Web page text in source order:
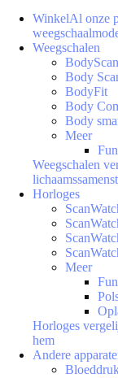
WinkelAl onze
Weegschalen
Body
BodyFit
Body
Body
Meer
Weegschalen
Horloges
Meer
Horloges
hem
Andere